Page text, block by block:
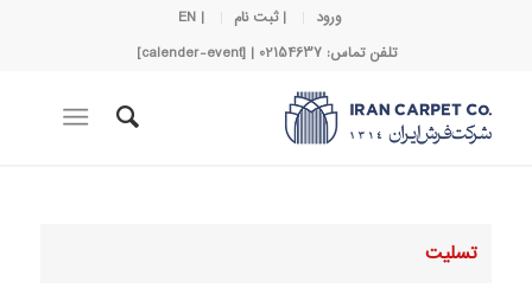
ورود | ثبت نام
| EN
تلفن تماس: 02154637 | [calender-event]
تسلیت